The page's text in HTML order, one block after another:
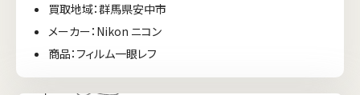
買取地域：群馬県安中市
メーカー：Nikon ニコン
商品：フィルム一眼レフ